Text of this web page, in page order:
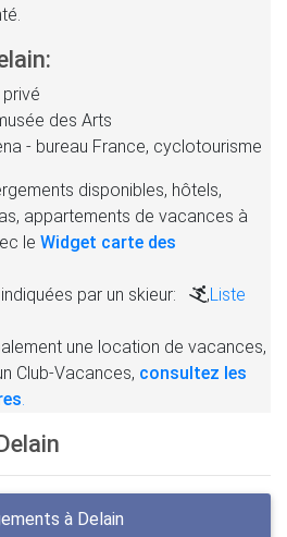
des Arts
- bureau France, cyclotourisme
disponibles, hôtels,
appartements de vacances à
le Widget carte des
par un skieur:
,Liste
une location de vacances,
Club-Vacances, consultez les
à Delain